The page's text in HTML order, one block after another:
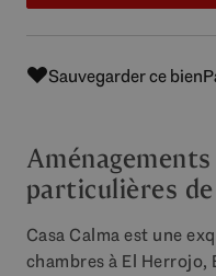
Sauvegarder ce bien
particulières
Casa Calma est une
chambres à El